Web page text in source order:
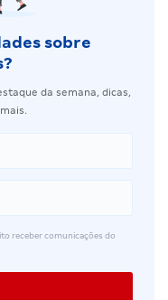
sobre
da semana, dicas,
receber comunicações do